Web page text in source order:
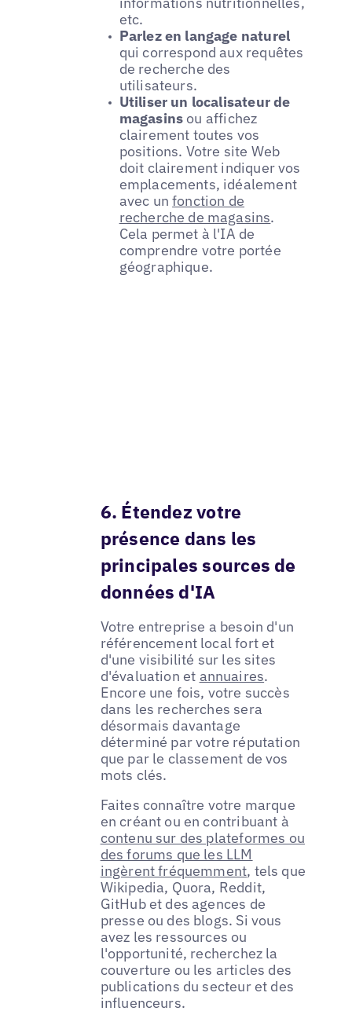
etc.
Parlez en langage naturel
qui correspond aux requêtes
de recherche des
utilisateurs.
Utiliser un localisateur de
magasins ou affichez
clairement toutes vos
positions. Votre site Web
doit clairement indiquer vos
emplacements, idéalement
avec unfonction de
recherche de magasins.
Cela permet à l'IA de
comprendre votre portée
géographique.
6. Étendez votre
présence dans les
principales sources de
données d'IA
Votre entreprise a besoin d'un
référencement local fort et
d'une visibilité sur les sites
d'évaluation et annuaires.
Encore une fois, votre succès
dans les recherches sera
désormais davantage
déterminé par votre réputation
que par le classement de vos
mots clés.
Faites connaître votre marque
en créant ou en contribuant à
contenu sur des plateformes ou
des forums que les LLM
ingèrent fréquemment, tels que
Wikipedia, Quora, Reddit,
GitHub et des agences de
presse ou des blogs. Si vous
avez les ressources ou
l'opportunité, recherchez la
couverture ou les articles des
publications du secteur et des
influenceurs.